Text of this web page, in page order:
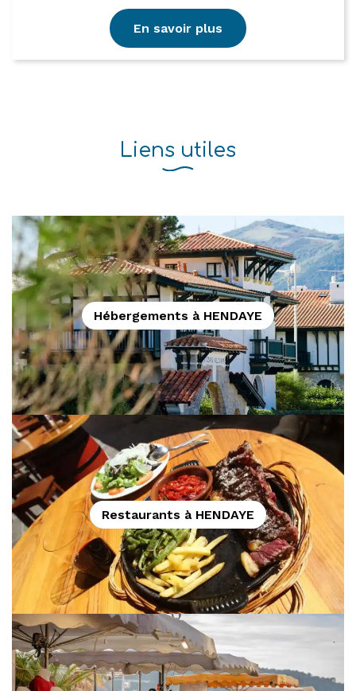
En savoir plus
Liens utiles
Hébergements à HENDAYE
Restaurants à HENDAYE